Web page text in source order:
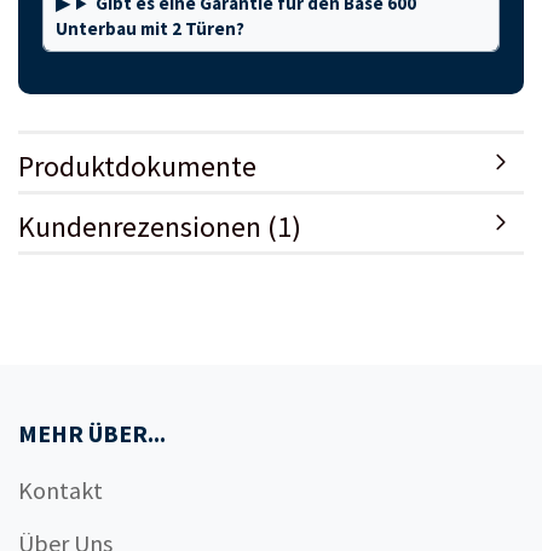
Unterbau mit 2 Türen?
Produktdokumente
Kundenrezensionen (1)
MEHR ÜBER...
Kontakt
Über Uns